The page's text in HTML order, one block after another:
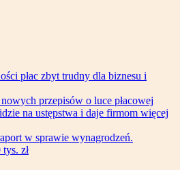
płac zbyt trudny dla biznesu i
przepisów o luce płacowej
na ustępstwa i daje firmom więcej
w sprawie wynagrodzeń.
zł